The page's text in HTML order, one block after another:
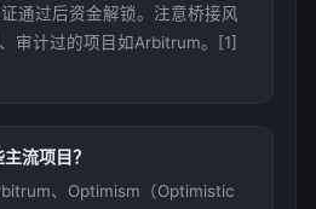
证通过后资金解锁。注意桥接风
审计过的项目如Arbitrum。[1]
流项目？
、Optimism（Optimistic